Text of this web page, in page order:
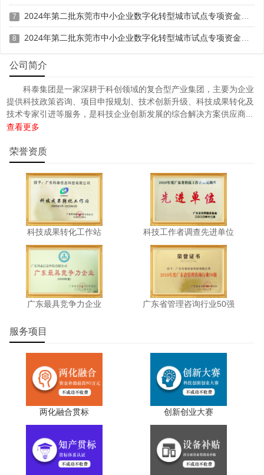
7 2024年第二批东莞市中小企业数字化转型城市试点专项资金两化融合管理体系贯标项目资助计划
8 2024年第二批东莞市中小企业数字化转型城市试点专项资金两化融合管理体系贯标项目拟资助企业名单的公示
公司简介
科泰集团是一家深耕于科创领域的复合型产业集团，主要为企业
提供科技政策咨询、项目申报规划、技术创新升级、科技成果转化及
技术专家引进等服务，是科技企业创新发展的综合解决方案供应商...
查看更多
荣誉资质
科技成果转化工作站 科技工作者调查先进单位
广东最具竞争力企业 广东省管理咨询行业50强
服务项目
两化融合贯标 创新创业大赛